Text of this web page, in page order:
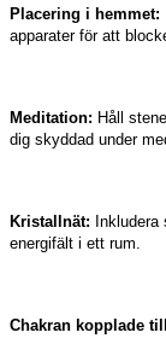
Placering i hemmet:
apparater för att
Meditation: Håll
dig skyddad under
Kristallnät: Inkludera
energifält i ett rum.
Chakran kopplade